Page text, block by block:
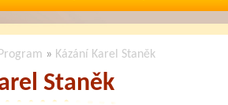
Program » Kázání Karel Staněk
Staněk